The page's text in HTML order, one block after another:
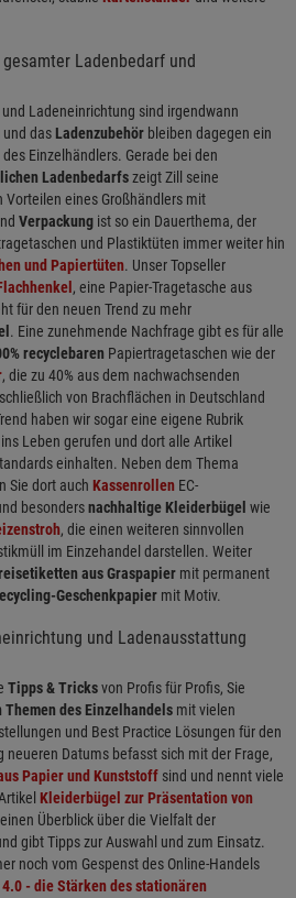
Ladenbedarf und
Ladeneinrichtung sind irgendwann
und das Ladenzubehör bleiben dagegen ein
Einzelhändlers. Gerade bei den
Ladenbedarfszeigt Zill seine
Vorteilen eines Großhändlers mit
Verpackung ist so ein Dauerthema, der
und Plastiktüten immer weiter hin
und Papiertüten. Unser Topseller
, eine Papier-Tragetasche aus
für den neuen Trend zu mehr
. Eine zunehmende Nachfrage gibt es für alle
recyclebaren Papiertragetaschen wie der
, die zu 40% aus dem nachwachsenden
von Brachflächen in Deutschland
haben wir sogar eine eigene Rubrik
ins Leben gerufen und dort alle Artikel
einhalten. Neben dem Thema
Sie dort auch Kassenrollen EC-
besondersnachhaltige Kleiderbügel wie
, die einen weiteren sinnvollen
im Einzehandel darstellen. Weiter
aus Graspapier mit permanent
Geschenkpapier mit Motiv.
und Ladenausstattung
Tipps & Tricksvon Profis für Profis, Sie
des Einzelhandels mit vielen
und Best Practice Lösungen für den
Datums befasst sich mit der Frage,
Papier und Kunststoff sind und nennt viele
Kleiderbügel zur Präsentation von
Überblick über die Vielfalt der
gibt Tipps zur Auswahl und zum Einsatz.
noch vom Gespenst des Online-Handels
- die Stärken des stationären